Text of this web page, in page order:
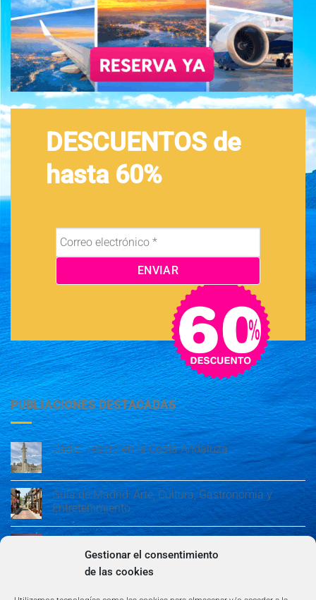
Gestionar el consentimiento
de las cookies
DESCUENTOS de
hasta 60%
PUBLIACIONES DESTACADAS
Cádiz: Tesoro en la Costa Andaluza
Guía de Madrid: Arte, Cultura, Gastronomía y
Entretenimiento
Guía de Madrid: Arte, Cultura, Gastronomía y
Entretenimiento